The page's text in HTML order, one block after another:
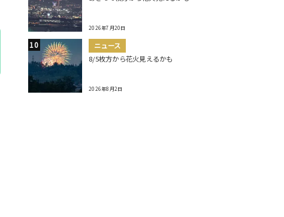
2026年7月20日
ニュース
8/5枚方から花火見えるかも
2026年8月2日